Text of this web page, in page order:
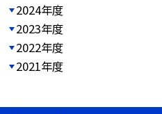
2024年度
2023年度
2022年度
2021年度